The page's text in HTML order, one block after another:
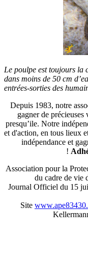
Le poulpe est toujours la
dans moins de 50 cm
entrées-sorties des
Depuis 1983, notre
gagner de
presqu’ile. Notre
et d'action, en tous lieux
indépendance et
!
Association pour la
du cadre de vie
Journal Officiel du 15
Site